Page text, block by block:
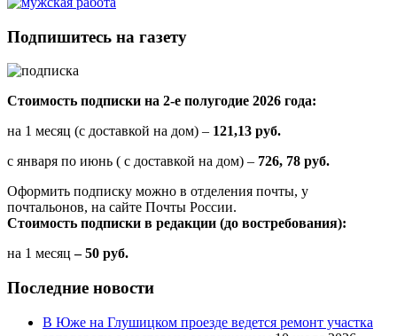
Подпишитесь на газету
Стоимость подписки на 2-е полугодие 2026 года:
на 1 месяц (с доставкой на дом) – 121,13 руб.
с января по июнь ( с доставкой на дом) – 726, 78 руб.
Оформить подписку можно в отделения почты, у
почтальонов, на сайте Почты России.
Стоимость подписки в редакции (до востребования):
на 1 месяц – 50 руб.
Последние новости
В Юже на Глушицком проезде ведется ремонт участка